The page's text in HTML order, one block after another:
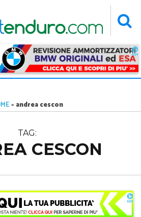
» andrea cescon
TAG:
CESCON